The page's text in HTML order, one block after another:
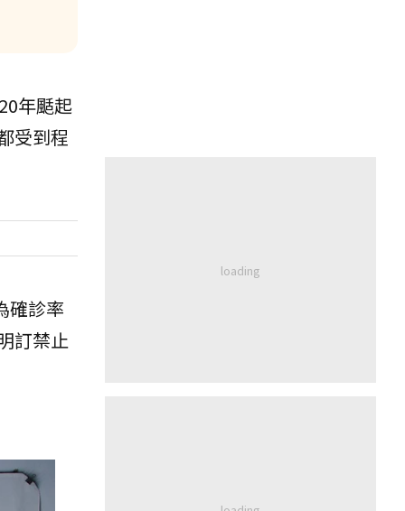
年颳起
受到程
確診率
訂禁止